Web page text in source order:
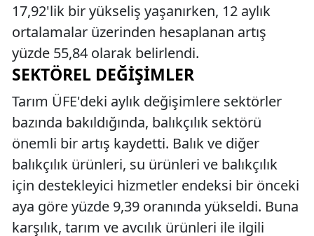
17,92'lik bir yükseliş yaşanırken, 12 aylık
ortalamalar üzerinden hesaplanan artış
yüzde 55,84 olarak belirlendi.
SEKTÖREL DEĞIŞIMLER
Tarım ÜFE'deki aylık değişimlere sektörler
bazında bakıldığında, balıkçılık sektörü
önemli bir artış kaydetti. Balık ve diğer
balıkçılık ürünleri, su ürünleri ve balıkçılık
için destekleyici hizmetler endeksi bir önceki
aya göre yüzde 9,39 oranında yükseldi. Buna
karşılık, tarım ve avcılık ürünleri ile ilgili